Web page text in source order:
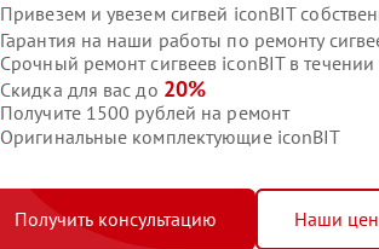
Привезем и увезем сигвей iconBIT
Гарантия на наши работы по ремонту
Срочный ремонт сигвеев iconBIT в течении
Скидка для вас до 20%
Получите 1500 рублей на ремонт
Оригинальные комплектующие iconBIT
Получить консультацию Наши